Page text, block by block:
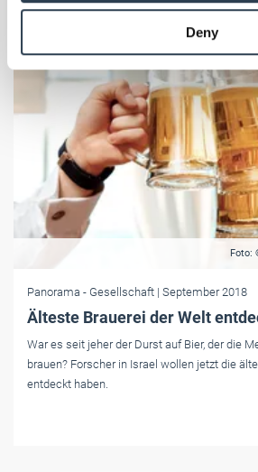
provided to them or that they’ve
Weitere Informationen:Impressum
Deny
Foto:
Panorama - Gesellschaft | September 2018
Älteste Brauerei der Welt
War es seit jeher der Durst auf Bier, der die
brauen? Forscher in Israel wollen jetzt die
entdeckt haben.